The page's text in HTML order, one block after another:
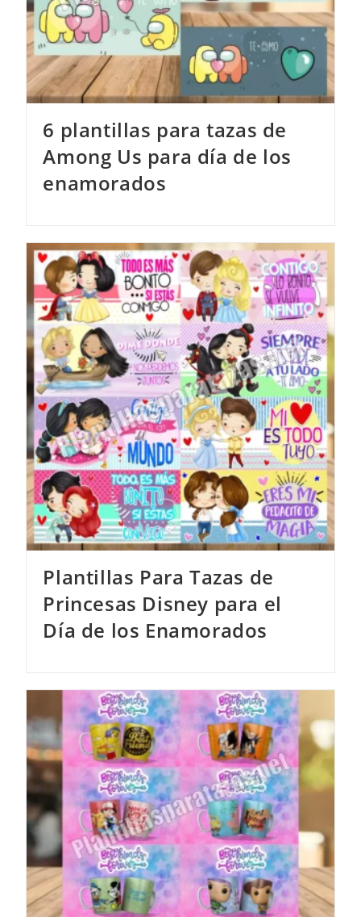
6 plantillas para tazas de
Among Us para día de los
enamorados
Plantillas Para Tazas de
Princesas Disney para el
Día de los Enamorados